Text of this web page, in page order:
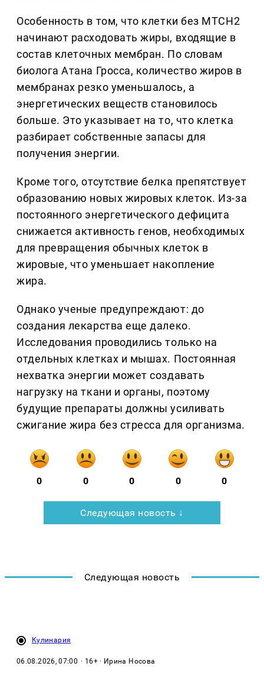
Особенность в том, что клетки без MTCH2
начинают расходовать жиры, входящие в
состав клеточных мембран. По словам
биолога Атана Гросса, количество жиров в
мембранах резко уменьшалось, а
энергетических веществ становилось
больше. Это указывает на то, что клетка
разбирает собственные запасы для
получения энергии.
Кроме того, отсутствие белка препятствует
образованию новых жировых клеток. Из-за
постоянного энергетического дефицита
снижается активность генов, необходимых
для превращения обычных клеток в
жировые, что уменьшает накопление
жира.
Однако ученые предупреждают: до
создания лекарства еще далеко.
Исследования проводились только на
отдельных клетках и мышах. Постоянная
нехватка энергии может создавать
нагрузку на ткани и органы, поэтому
будущие препараты должны усиливать
сжигание жира без стресса для организма.
0 0 0 0 0
Следующая новость ↓
Следующая новость
Кулинария
06.08.2026, 07:00 · 16+ · Ирина Носова